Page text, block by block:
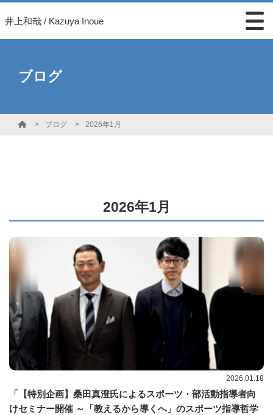
井上和哉 / Kazuya Inoue
ブログ
ブログ 2026年1月
2026年1月
2026.01.18
「【特別企画】桑田真澄氏によるスポーツ・部活動指導者向
けセミナー開催 ～「教えるから導くへ」のスポーツ指導哲学